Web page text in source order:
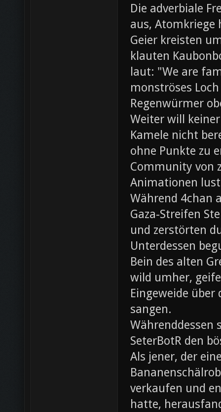
Die adverbiale
aus,
Geier kreisten
klauten
laut: "We are
monströses
Regenwürmer
Weiter will
Kamele nicht
ohne Punkte zu
Community von
Animationen
Während 4chan
Gaza-Streifen
und zerstörten
Unterdessen
Bein des alten
wild umher,
Eingeweide
sangen.
Währenddessen
SeterBotR den
Als jener, der
verkaufen und
hatte,